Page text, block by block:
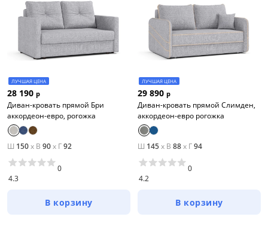
Глубина, см
от до
Высота, см
от до
ЛУЧШАЯ ЦЕНА
28 190 р
Диван-кровать прямой Бри
аккордеон-евро, рогожка
Ш 150x В 90x Г92
4.3
0
В корзину
ЛУЧШАЯ ЦЕНА
29 890 р
Диван-кровать прямой Слимден,
аккордеон-евро рогожка
Ш 145x В 88x Г94
4.2
0
В корзину